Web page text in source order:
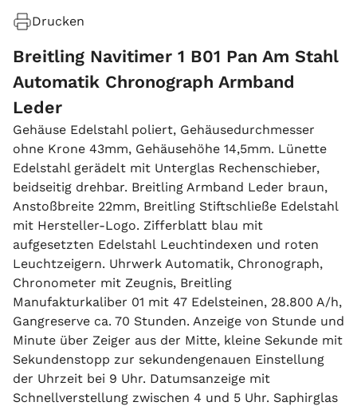
Drucken
Breitling Navitimer 1 B01 Pan Am Stahl
Automatik Chronograph Armband
Leder
Gehäuse Edelstahl poliert, Gehäusedurchmesser
ohne Krone 43mm, Gehäusehöhe 14,5mm. Lünette
Edelstahl gerädelt mit Unterglas Rechenschieber,
beidseitig drehbar. Breitling Armband Leder braun,
Anstoßbreite 22mm, Breitling Stiftschließe Edelstahl
mit Hersteller-Logo. Zifferblatt blau mit
aufgesetzten Edelstahl Leuchtindexen und roten
Leuchtzeigern. Uhrwerk Automatik, Chronograph,
Chronometer mit Zeugnis, Breitling
Manufakturkaliber 01 mit 47 Edelsteinen, 28.800 A/h,
Gangreserve ca. 70 Stunden. Anzeige von Stunde und
Minute über Zeiger aus der Mitte, kleine Sekunde mit
Sekundenstopp zur sekundengenauen Einstellung
der Uhrzeit bei 9 Uhr. Datumsanzeige mit
Schnellverstellung zwischen 4 und 5 Uhr. Saphirglas